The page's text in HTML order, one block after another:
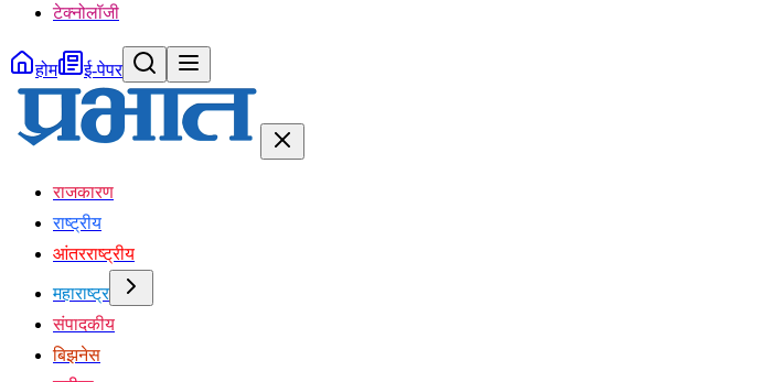
टेक्नोलॉजी
होम ई-पेपर
राजकारण
राष्ट्रीय
आंतरराष्ट्रीय
महाराष्ट्र
संपादकीय
बिझनेस